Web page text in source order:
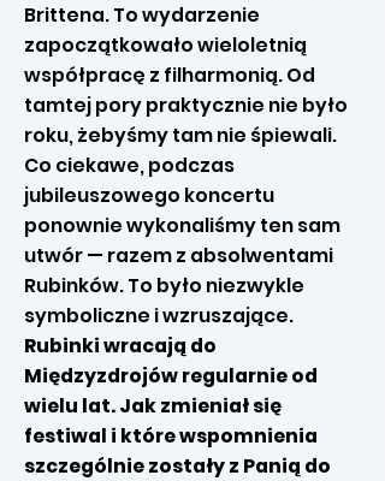
Brittena. To wydarzenie
zapoczątkowało wieloletnią
współpracę z filharmonią. Od
tamtej pory praktycznie nie było
roku, żebyśmy tam nie śpiewali.
Co ciekawe, podczas
jubileuszowego koncertu
ponownie wykonaliśmy ten sam
utwór — razem z absolwentami
Rubinków. To było niezwykle
symboliczne i wzruszające.
Rubinki wracają do
Międzyzdrojów regularnie od
wielu lat. Jak zmieniał się
festiwal i które wspomnienia
szczególnie zostały z Panią do